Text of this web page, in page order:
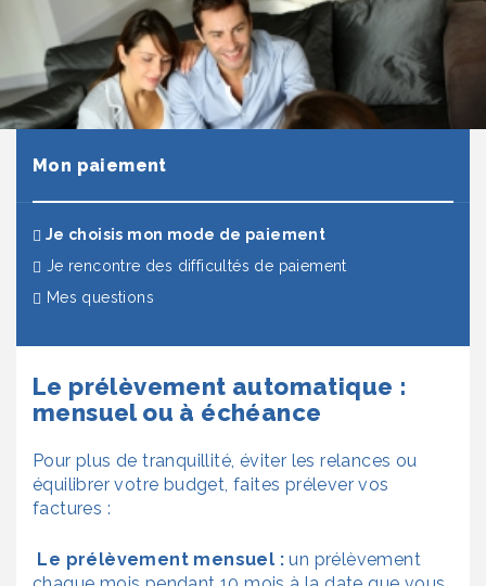
Mon paiement
Je choisis mon mode de paiement
Je rencontre des difficultés de paiement
Mes questions
Le prélèvement automatique :
mensuel ou à échéance
Pour plus de tranquillité, éviter les relances ou
équilibrer votre budget, faites prélever vos
factures :
Le prélèvement mensuel :un prélèvement